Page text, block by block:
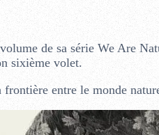
de sa série We Are
sixième volet.
entre le monde